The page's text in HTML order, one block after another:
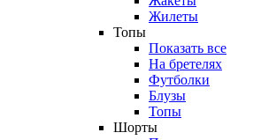
Жилеты
Топы
Показать все
На бретелях
Футболки
Блузы
Топы
Шорты